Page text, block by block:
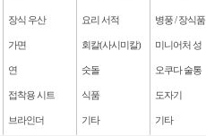
장식 우산
가면
연
접착용 시트
브라인더
요리 서적
회칼(사시미칼)
숫돌
식품
기타
병풍 / 장식품
미니어처 성
오쿠다 술통
도자기
기타